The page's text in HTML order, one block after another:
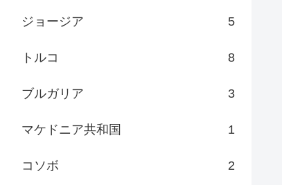
ジョージア 5
トルコ 8
ブルガリア 3
マケドニア共和国 1
コソボ 2